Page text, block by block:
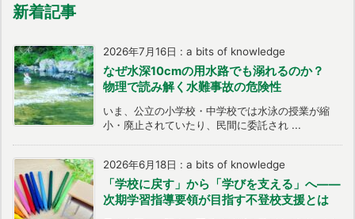
新着記事
2026年7月16日 : a bits of knowledge
なぜ水深10cmの用水路でも溺れるのか？
物理で読み解く水難事故の危険性
いま、公立の小学校・中学校では水泳の授業が縮
小・廃止されていたり、民間に委託され ...
2026年6月18日 : a bits of knowledge
「学校に戻す」から「学びを支える」へ――
次期学習指導要領が目指す不登校支援とは